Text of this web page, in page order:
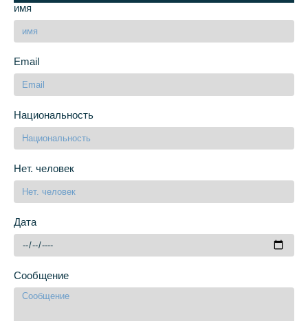
имя
Email
Национальность
Нет. человек
Дата
Сообщение